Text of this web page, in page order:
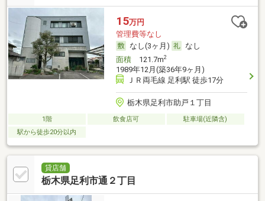
15万円
管理費等なし
なし(3ヶ月)
なし
面積121.7m2
1989年12月(築36年9ヶ月)
ＪＲ両毛線 足利駅 徒歩17分
栃木県足利市助戸１丁目
1階 飲食店可
駐車場(近隣含)
駅から徒歩20分以内
貸店舗
栃木県足利市通２丁目